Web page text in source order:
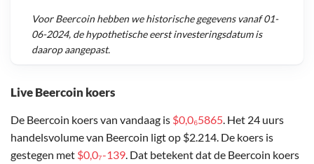
Live Beercoin koers
De Beercoin koers van vandaag is $0,0₆5865. Het 24 uurs
handelsvolume van Beercoin ligt op $2.214. De koers is
gestegen met $0,0₇-139. Dat betekent dat de Beercoin koers
VoorBeercoinhebben we historische gegevens vanaf01-
06-2024, de hypothetische eerst investeringsdatum is
daarop aangepast.